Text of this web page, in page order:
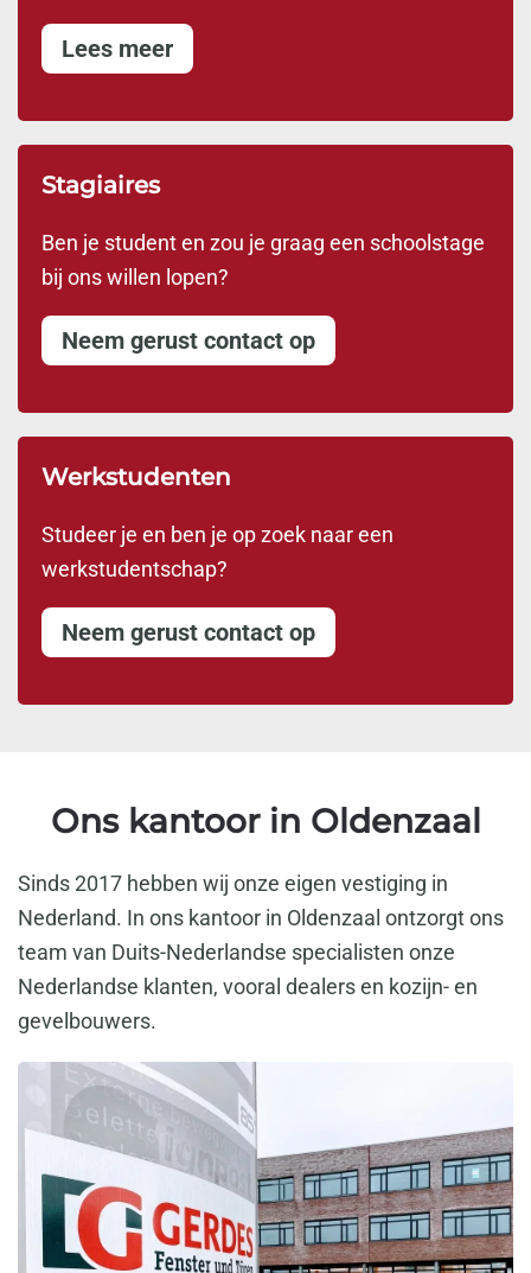
Lees meer
Stagiaires
Ben je student en zou je graag een schoolstage
bij ons willen lopen?
Neem gerust contact op
Werkstudenten
Studeer je en ben je op zoek naar een
werkstudentschap?
Neem gerust contact op
Ons kantoor in Oldenzaal
Sinds 2017 hebben wij onze eigen vestiging in
Nederland. In ons kantoor in Oldenzaal ontzorgt ons
team van Duits-Nederlandse specialisten onze
Nederlandse klanten, vooral dealers en kozijn- en
gevelbouwers.